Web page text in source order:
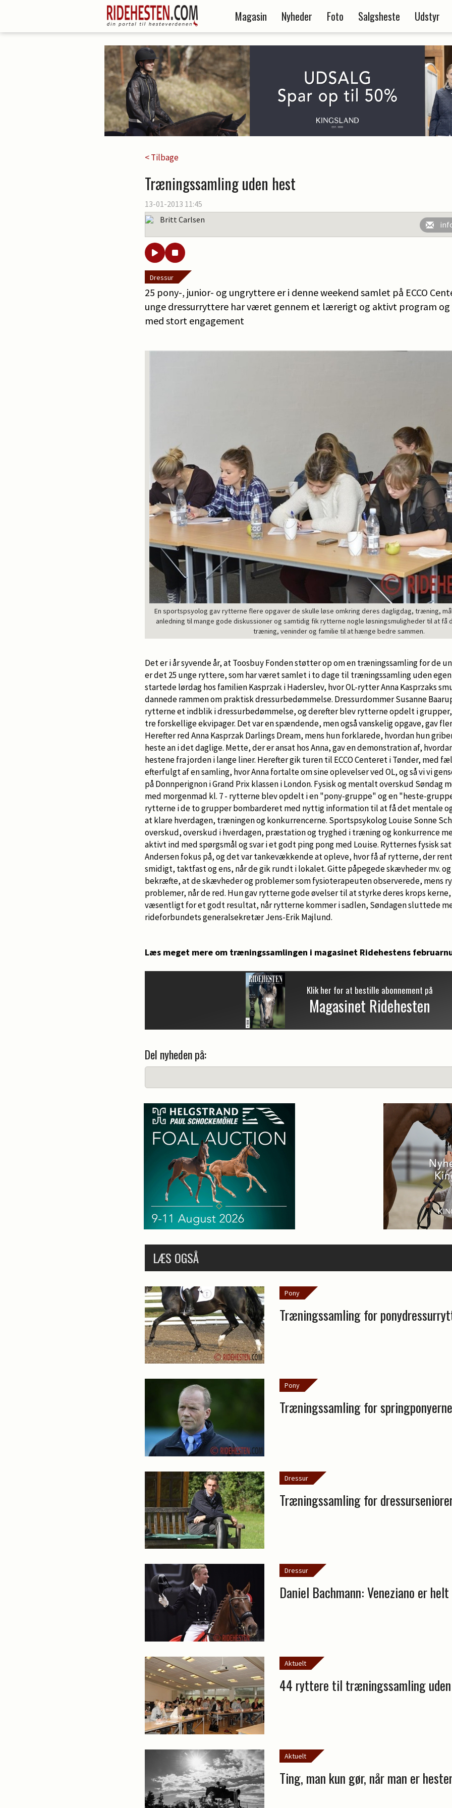
Magasin Nyheder Foto Salgsheste Udstyr
< Tilbage
Træningssamling uden hest
13-01-2013 11:45
Britt Carlsen
Dressur
25 pony-, junior- og ungryttere er i denne weekend samlet på ECCO
unge dressurryttere har været gennem et lærerigt og aktivt program
med stort engagement
En sportspsyolog gav rytterne flere opgaver de skulle løse omkring deres dagligdag, træning,
anledning til mange gode diskussioner og samtidig fik rytterne nogle løsningsmuligheder til at få
træning, veninder og familie til at hænge bedre sammen.
Det er i år syvende år, at Toosbuy Fonden støtter op om en træningssamling for de
er det 25 unge ryttere, som har været samlet i to dage til træningssamling uden
startede lørdag hos familien Kasprzak i Haderslev, hvor OL-rytter Anna Kasprzaks
dannede rammen om praktisk dressurbedømmelse. Dressurdommer Susanne
rytterne et indblik i dressurbedømmelse, og derefter blev rytterne opdelt i
tre forskellige ekvipager. Det var en spændende, men også vanskelig opgave, gav
Herefter red Anna Kasprzak Darlings Dream, mens hun forklarede, hvordan hun
heste an i det daglige. Mette, der er ansat hos Anna, gav en demonstration af,
hestene fra jorden i lange liner. Herefter gik turen til ECCO Centeret i Tønder, med
efterfulgt af en samling, hvor Anna fortalte om sine oplevelser ved OL, og så vi vi
på Donnperignon i Grand Prix klassen i London. Fysisk og mentalt overskud Søndag
med morgenmad kl. 7 - rytterne blev opdelt i en "pony-gruppe" og en "heste-
rytterne i de to grupper bombarderet med nyttig information til at få det mentale
at klare hverdagen, træningen og konkurrencerne. Sportspsykolog Louise Sonne
overskud, overskud i hverdagen, præstation og tryghed i træning og konkurrence
aktivt ind med spørgsmål og svar i et godt ping pong med Louise. Rytternes fysisk
Andersen fokus på, og det var tankevækkende at opleve, hvor få af rytterne, der
smidigt, taktfast og ens, når de gik rundt i lokalet. Gitte påpegede skævheder mv.
bekræfte, at de skævheder og problemer som fysioterapeuten observerede, mens
problemer, når de red. Hun gav rytterne gode øvelser til at styrke deres krops
væsentligt for et godt resultat, når rytterne kommer i sadlen, Søndagen sluttede
rideforbundets generalsekretær Jens-Erik Majlund.
Læs meget mere om træningssamlingen i magasinet Ridehestens
Klik her for at bestille abonnement på
Magasinet Ridehesten
Del nyheden på:
LÆS OGSÅ
Pony
Træningssamling for
Pony
Træningssamling for springponyerne
Dressur
Træningssamling for
Dressur
Daniel Bachmann: Veneziano er
Aktuelt
44 ryttere til træningssamling
Aktuelt
Ting, man kun gør, når man er